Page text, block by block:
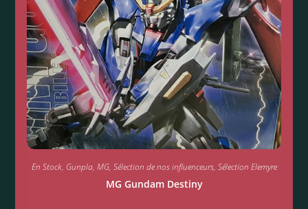
En Stock, Gunpla, MG, Sélection de nos influenceurs, Sélection Elemyre
MG Gundam Destiny